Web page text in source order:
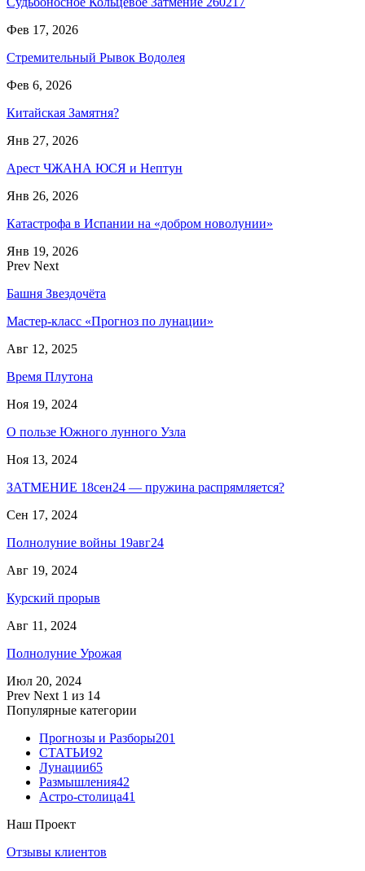
Фев 17, 2026
Стремительный Рывок Водолея
Фев 6, 2026
Китайская Замятня?
Янв 27, 2026
Арест ЧЖАНА ЮСЯ и Нептун
Янв 26, 2026
Катастрофа в Испании на «добром новолунии»
Янв 19, 2026
Prev Next
Башня Звездочёта
Мастер-класс «Прогноз по лунации»
Авг 12, 2025
Время Плутона
Ноя 19, 2024
О пользе Южного лунного Узла
Ноя 13, 2024
ЗАТМЕНИЕ 18сен24 — пружина распрямляется?
Сен 17, 2024
Полнолуние войны 19авг24
Авг 19, 2024
Курский прорыв
Авг 11, 2024
Полнолуние Урожая
Июл 20, 2024
Prev Next 1 из 14
Популярные категории
Прогнозы и Разборы201
СТАТЬИ92
Лунации65
Размышления42
Астро-столица41
Наш Проект
Отзывы клиентов